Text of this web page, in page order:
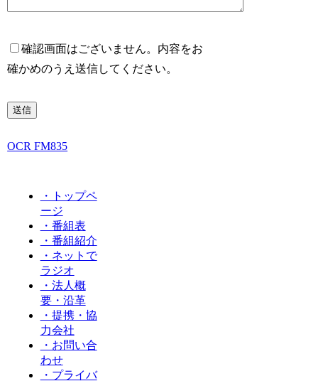
確認画面はございません。内容をお
確かめのうえ送信してください。
このフィールドは空のままにしてください。
OCR FM835
・トップペ
ージ
・番組表
・番組紹介
・ネットで
ラジオ
・法人概
要・沿革
・提携・協
力会社
・お問い合
わせ
・プライバ